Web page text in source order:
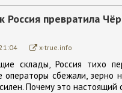
Россия превратила
x-true.info
склады, Россия тихо
операторы сбежали, зерно
Почему это настоящий